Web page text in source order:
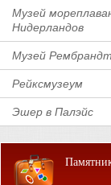
Музей
Нидерландов
Музей
Рейксмузеум
Эшер в Палэйс